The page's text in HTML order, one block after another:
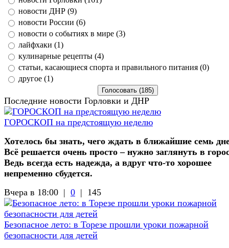
новости ДНР (9)
новости России (6)
новости о событиях в мире (3)
лайфхаки (1)
кулинарные рецепты (4)
статьи, касающиеся спорта и правильного питания (0)
другое (1)
Последние новости Горловки и ДНР
ГОРОСКОП на предстоящую неделю
Хотелось бы знать, чего ждать в ближайшие семь
Всё решается очень просто – нужно заглянуть в
Ведь всегда есть надежда, а вдруг что-то хорошее
непременно сбудется.
Вчера в 18:00 | 0 | 145
Безопасное лето: в Торезе прошли уроки пожарной
безопасности для детей